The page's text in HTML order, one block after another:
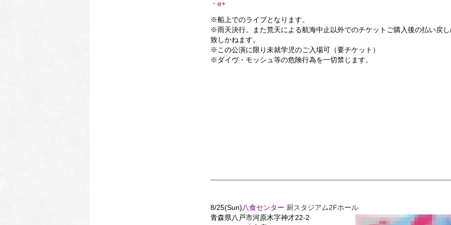
・ e+
※船上でのライブとなります。
※雨天決行。また荒天による航海中止以外でのチケットご購入後の払い戻
致しかねます。
※この公演に限り未就学児のご入場可（要チケット）
※ダイヴ・モッシュ等の危険行為を一切禁じます。
8/25(Sun)八食センター 厨スタジアム2Fホール
青森県八戸市河原木字神才22-2